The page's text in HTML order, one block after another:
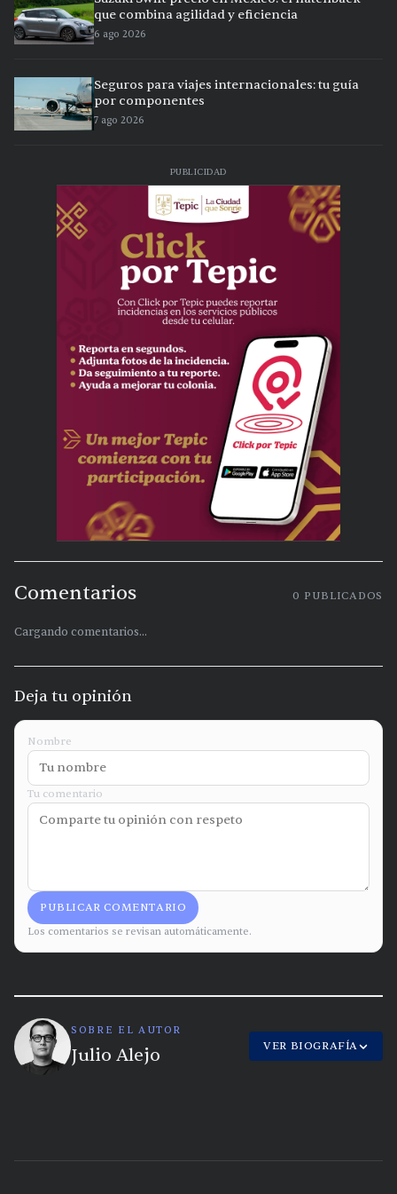
que combina agilidad y eficiencia
6 ago 2026
Seguros para viajes internacionales: tu guía
por componentes
7 ago 2026
PUBLICIDAD
Comentarios 0 PUBLICADOS
Cargando comentarios...
Deja tu opinión
Nombre
Tu comentario
PUBLICAR COMENTARIO
Los comentarios se revisan automáticamente.
SOBRE EL AUTOR
Julio Alejo VER BIOGRAFÍA